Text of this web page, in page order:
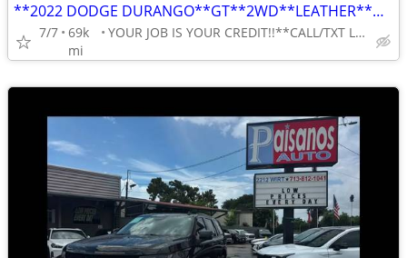
**2022 DODGE DURANGO**GT**2WD**LEATHER**NAVIGATION**REVERSE CAMERA**
7/7 69k
mi
YOUR JOB IS YOUR CREDIT!!**CALL/TXT LILY 713-766-0399